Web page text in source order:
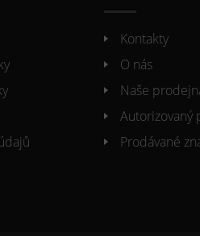
Kontakty
O nás
Naše
Autorizovaný
Prodávané